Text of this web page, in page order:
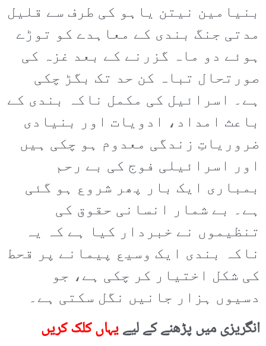
بنیامین نیتن یاہو کی طرف سے قلیل
مدتی جنگ بندی کے معاہدے کو توڑے
ہوئے دو ماہ گزرنے کے بعد غزہ کی
صورتحال تباہ کن حد تک بگڑ چکی
ہے۔ اسرائیل کی مکمل ناکہ بندی کے
باعث امداد، ادویات اور بنیادی
ضروریاتِ زندگی معدوم ہو چکی ہیں
اور اسرائیلی فوج کی بے رحم
بمباری ایک بار پھر شروع ہو گئی
ہے۔ بے شمار انسانی حقوق کی
تنظیموں نے خبردار کیا ہے کہ یہ
ناکہ بندی ایک وسیع پیمانے پر قحط
کی شکل اختیار کر چکی ہے، جو
دسیوں ہزار جانیں نگل سکتی ہے۔
انگریزی میں پڑھنے کے لیےیہاں کلک کریں